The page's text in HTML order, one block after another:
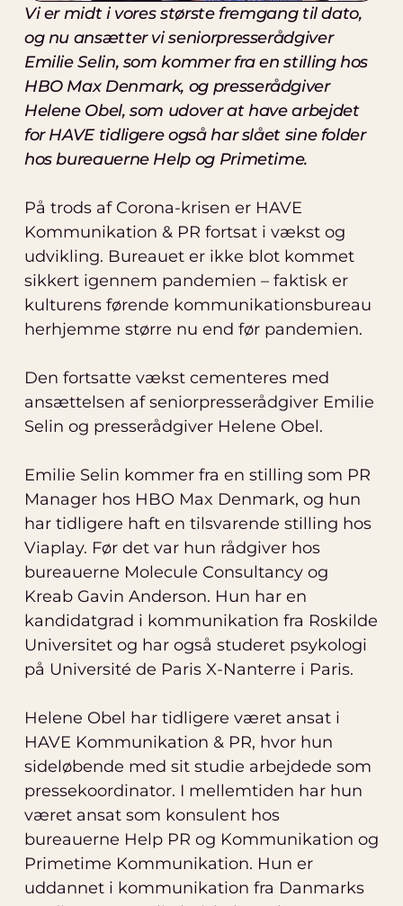
Vi er midt i vores største fremgang til dato,
og nu ansætter vi seniorpresserådgiver
Emilie Selin, som kommer fra en stilling hos
HBO Max Denmark, og presserådgiver
Helene Obel, som udover at have arbejdet
for HAVE tidligere også har slået sine folder
hos bureauerne Help og Primetime.
På trods af Corona-krisen er HAVE
Kommunikation & PR fortsat i vækst og
udvikling. Bureauet er ikke blot kommet
sikkert igennem pandemien – faktisk er
kulturens førende kommunikationsbureau
herhjemme større nu end før pandemien.
Den fortsatte vækst cementeres med
ansættelsen af seniorpresserådgiver Emilie
Selin og presserådgiver Helene Obel.
Emilie Selin kommer fra en stilling som PR
Manager hos HBO Max Denmark, og hun
har tidligere haft en tilsvarende stilling hos
Viaplay. Før det var hun rådgiver hos
bureauerne Molecule Consultancy og
Kreab Gavin Anderson. Hun har en
kandidatgrad i kommunikation fra Roskilde
Universitet og har også studeret psykologi
på Université de Paris X-Nanterre i Paris.
Helene Obel har tidligere været ansat i
HAVE Kommunikation & PR, hvor hun
sideløbende med sit studie arbejdede som
pressekoordinator. I mellemtiden har hun
været ansat som konsulent hos
bureauerne Help PR og Kommunikation og
Primetime Kommunikation. Hun er
uddannet i kommunikation fra Danmarks